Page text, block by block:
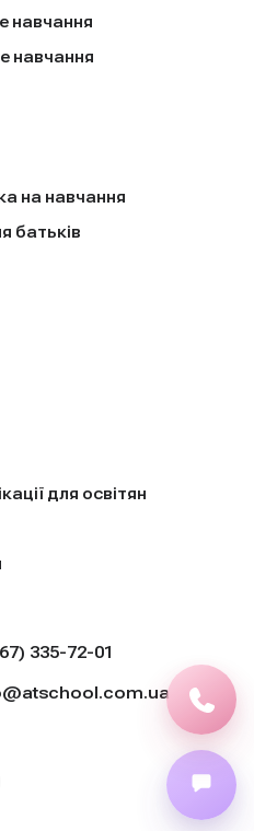
навчання
навчання
на навчання
батьків
для освітян
335-72-01